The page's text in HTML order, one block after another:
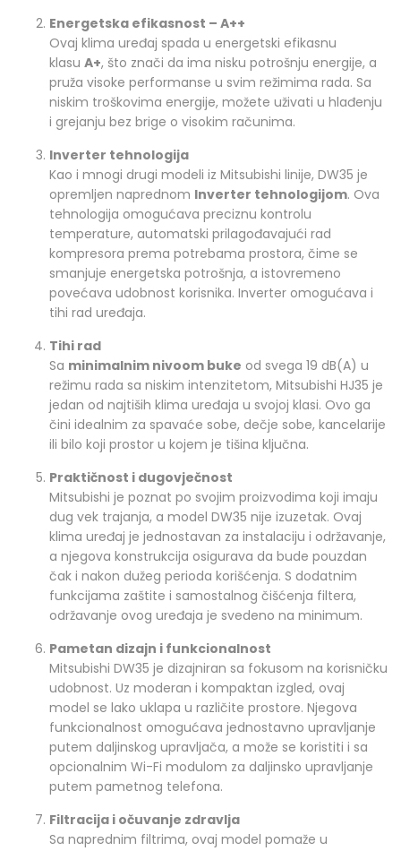
Energetska efikasnost – A++
Ovaj klima uređaj spada u energetski efikasnu
klasu A+, što znači da ima nisku potrošnju energije, a
pruža visoke performanse u svim režimima rada. Sa
niskim troškovima energije, možete uživati u hlađenju
i grejanju bez brige o visokim računima.
Inverter tehnologija
Kao i mnogi drugi modeli iz Mitsubishi linije, DW35 je
opremljen naprednom Inverter tehnologijom. Ova
tehnologija omogućava preciznu kontrolu
temperature, automatski prilagođavajući rad
kompresora prema potrebama prostora, čime se
smanjuje energetska potrošnja, a istovremeno
povećava udobnost korisnika. Inverter omogućava i
tihi rad uređaja.
Tihi rad
Sa minimalnim nivoom buke od svega 19 dB(A) u
režimu rada sa niskim intenzitetom, Mitsubishi HJ35 je
jedan od najtiših klima uređaja u svojoj klasi. Ovo ga
čini idealnim za spavaće sobe, dečje sobe, kancelarije
ili bilo koji prostor u kojem je tišina ključna.
Praktičnost i dugovječnost
Mitsubishi je poznat po svojim proizvodima koji imaju
dug vek trajanja, a model DW35 nije izuzetak. Ovaj
klima uređaj je jednostavan za instalaciju i održavanje,
a njegova konstrukcija osigurava da bude pouzdan
čak i nakon dužeg perioda korišćenja. S dodatnim
funkcijama zaštite i samostalnog čišćenja filtera,
održavanje ovog uređaja je svedeno na minimum.
Pametan dizajn i funkcionalnost
Mitsubishi DW35 je dizajniran sa fokusom na korisničku
udobnost. Uz moderan i kompaktan izgled, ovaj
model se lako uklapa u različite prostore. Njegova
funkcionalnost omogućava jednostavno upravljanje
putem daljinskog upravljača, a može se koristiti i sa
opcionalnim Wi-Fi modulom za daljinsko upravljanje
putem pametnog telefona.
Filtracija i očuvanje zdravlja
Sa naprednim filtrima, ovaj model pomaže u